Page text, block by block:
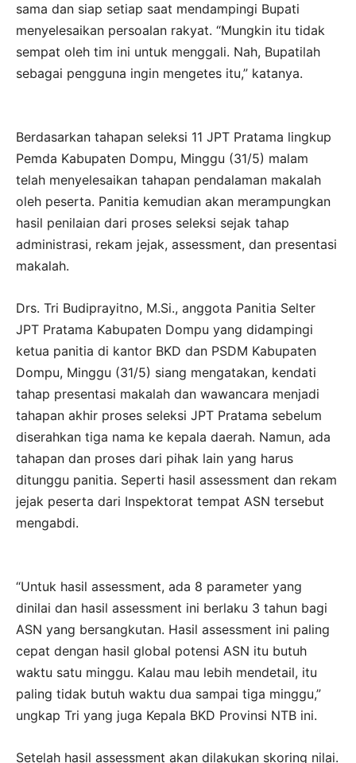
sama dan siap setiap saat mendampingi Bupati
menyelesaikan persoalan rakyat. “Mungkin itu tidak
sempat oleh tim ini untuk menggali. Nah, Bupatilah
sebagai pengguna ingin mengetes itu,” katanya.
Berdasarkan tahapan seleksi 11 JPT Pratama lingkup
Pemda Kabupaten Dompu, Minggu (31/5) malam
telah menyelesaikan tahapan pendalaman makalah
oleh peserta. Panitia kemudian akan merampungkan
hasil penilaian dari proses seleksi sejak tahap
administrasi, rekam jejak, assessment, dan presentasi
makalah.
Drs. Tri Budiprayitno, M.Si., anggota Panitia Selter
JPT Pratama Kabupaten Dompu yang didampingi
ketua panitia di kantor BKD dan PSDM Kabupaten
Dompu, Minggu (31/5) siang mengatakan, kendati
tahap presentasi makalah dan wawancara menjadi
tahapan akhir proses seleksi JPT Pratama sebelum
diserahkan tiga nama ke kepala daerah. Namun, ada
tahapan dan proses dari pihak lain yang harus
ditunggu panitia. Seperti hasil assessment dan rekam
jejak peserta dari Inspektorat tempat ASN tersebut
mengabdi.
“Untuk hasil assessment, ada 8 parameter yang
dinilai dan hasil assessment ini berlaku 3 tahun bagi
ASN yang bersangkutan. Hasil assessment ini paling
cepat dengan hasil global potensi ASN itu butuh
waktu satu minggu. Kalau mau lebih mendetail, itu
paling tidak butuh waktu dua sampai tiga minggu,”
ungkap Tri yang juga Kepala BKD Provinsi NTB ini.
Setelah hasil assessment akan dilakukan skoring nilai.